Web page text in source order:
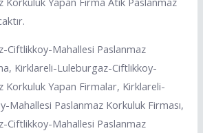
Ciftlikkoy-Mahallesi Paslanmaz
Kirklareli-Luleburgaz-Ciftlikkoy-
Korkuluk Yapan Firmalar, Kirklareli-
Mahallesi Paslanmaz Korkuluk Firması,
Ciftlikkoy-Mahallesi Paslanmaz